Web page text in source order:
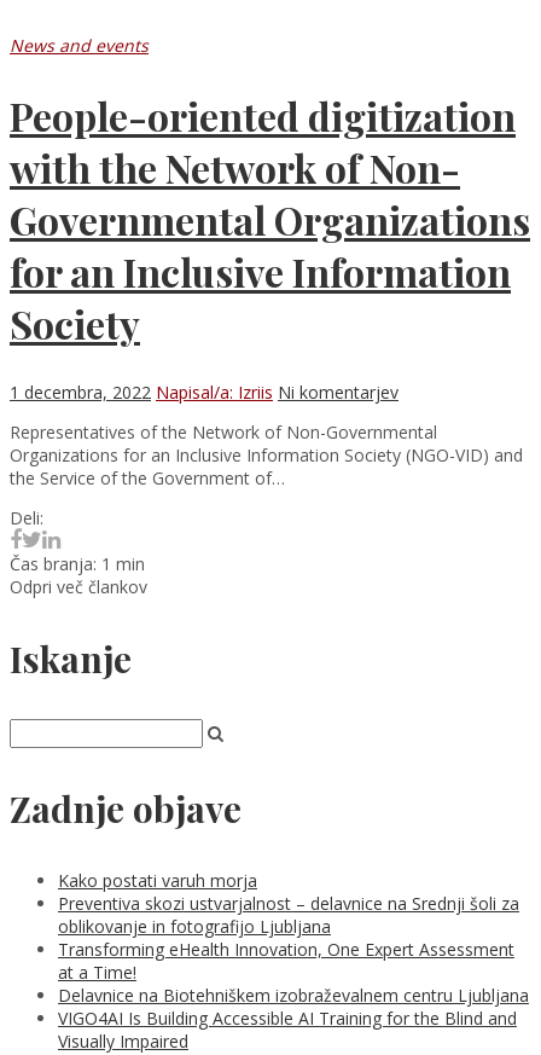
News and events
People-oriented digitization
with the Network of Non-
Governmental Organizations
for an Inclusive Information
Society
1 decembra, 2022 Napisal/a: Izriis Ni komentarjev
Representatives of the Network of Non-Governmental
Organizations for an Inclusive Information Society (NGO-VID) and
the Service of the Government of…
Deli:
Čas branja: 1 min
Odpri več člankov
Iskanje
Zadnje objave
Kako postati varuh morja
Preventiva skozi ustvarjalnost – delavnice na Srednji šoli za
oblikovanje in fotografijo Ljubljana
Transforming eHealth Innovation, One Expert Assessment
at a Time!
Delavnice na Biotehniškem izobraževalnem centru Ljubljana
VIGO4AI Is Building Accessible AI Training for the Blind and
Visually Impaired